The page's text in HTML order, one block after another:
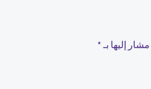
إليها بـ *